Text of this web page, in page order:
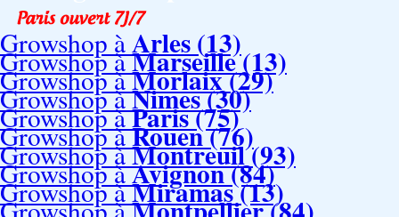
Growshop àArles (13)
Growshop àMarseille (13)
Growshop àMorlaix (29)
Growshop àNimes (30)
Growshop àParis (75)
Growshop àRouen (76)
Growshop àMontreuil (93)
Growshop àAvignon (84)
Growshop àMiramas (13)